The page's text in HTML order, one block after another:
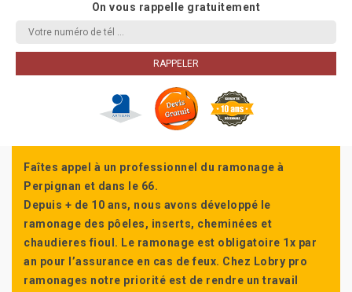
On vous rappelle gratuitement
Faîtes appel à un professionnel du ramonage à
Perpignan et dans le 66.
Depuis + de 10 ans, nous avons développé le
ramonage des pôeles, inserts, cheminées et
chaudieres fioul. Le ramonage est obligatoire 1x par
an pour l’assurance en cas de feux. Chez Lobry pro
ramonages notre priorité est de rendre un travail